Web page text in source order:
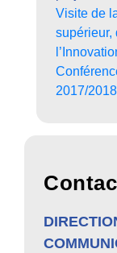
Visite de
supérieur,
2017/2018